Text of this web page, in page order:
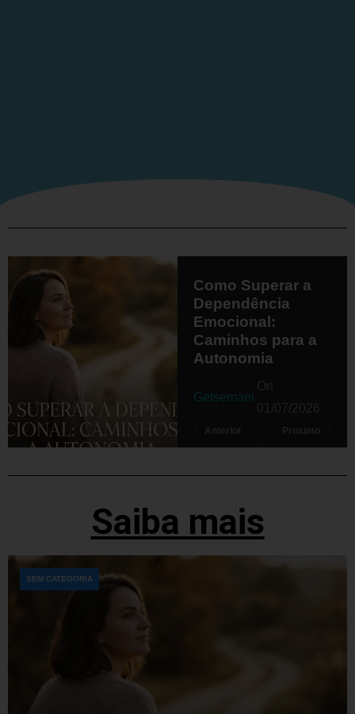
Como Superar a
Dependência
Emocional:
Caminhos para a
Autonomia
Getsemani
On
01/07/2026
Saiba mais
SEM CATEGORIA